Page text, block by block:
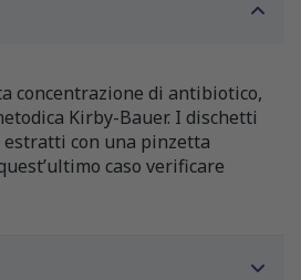
concentrazione di antibiotico,
Kirby-Bauer. I dischetti
estratti con una pinzetta
caso verificare